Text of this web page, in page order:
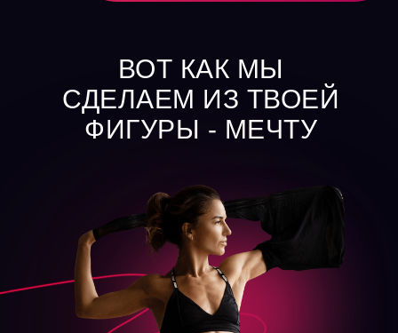
ВОТ КАК МЫ
СДЕЛАЕМ ИЗ ТВОЕЙ
ФИГУРЫ - МЕЧТУ